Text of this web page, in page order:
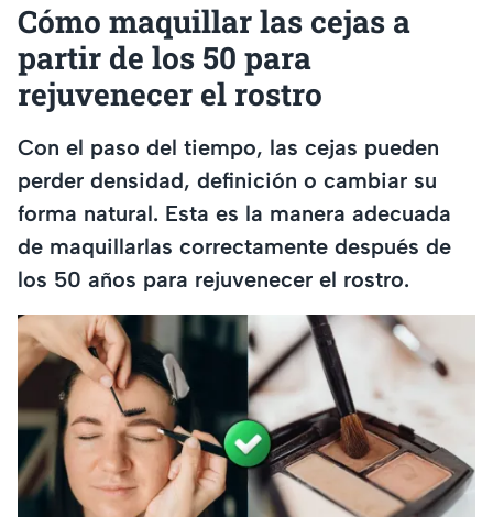
Cómo maquillar las cejas a
partir de los 50 para
rejuvenecer el rostro
Con el paso del tiempo, las cejas pueden
perder densidad, definición o cambiar su
forma natural. Esta es la manera adecuada
de maquillarlas correctamente después de
los 50 años para rejuvenecer el rostro.